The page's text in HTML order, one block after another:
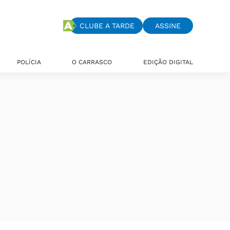
CLUBE A TARDE ASSINE
POLÍCIA O CARRASCO EDIÇÃO DIGITAL